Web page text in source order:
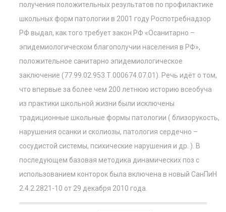
получения положительных результатов по профилактике
школьных форм патологии в 2001 году Роспотребнадзор
РФ выдал, как того требует закон РФ «Осанитарно –
эпидемиологическом благополучии населения в РФ»,
положительное санитарно эпидемиологическое
заключение (77.99.02.953.Т.000674.07.01). Речь идёт о том,
что впервые за более чем 200 летнюю историю всеобуча
из практики школьной жизни были исключены
традиционные школьные формы патологии ( близорукость,
нарушения осанки и сколиозы, патология сердечно –
сосудистой системы, психические нарушения и др. ). В
последующем базовая методика динамических поз с
использованием конторок была включена в новый СанПиН
2.4.2.2821-10 от 29 декабря 2010 года.